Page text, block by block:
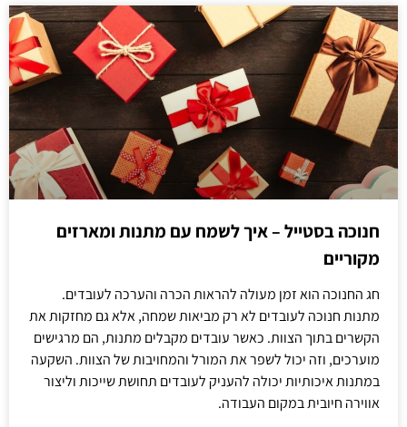
חנוכה בסטייל – איך לשמח עם מתנות ומארזים
מקוריים
חג החנוכה הוא זמן מעולה להראות הכרה והערכה לעובדים.
מתנות חנוכה לעובדים לא רק מביאות שמחה, אלא גם מחזקות את
הקשרים בתוך הצוות. כאשר עובדים מקבלים מתנות, הם מרגישים
מוערכים, וזה יכול לשפר את המורל והמחויבות של הצוות. השקעה
במתנות איכותיות יכולה להעניק לעובדים תחושת שייכות וליצור
אווירה חיובית במקום העבודה.